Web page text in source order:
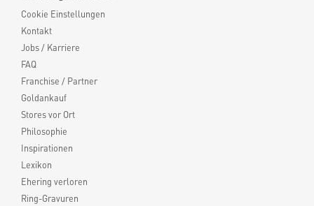
Cookie Einstellungen
Kontakt
Jobs / Karriere
FAQ
Franchise / Partner
Goldankauf
Stores vor Ort
Philosophie
Inspirationen
Lexikon
Ehering verloren
Ring-Gravuren